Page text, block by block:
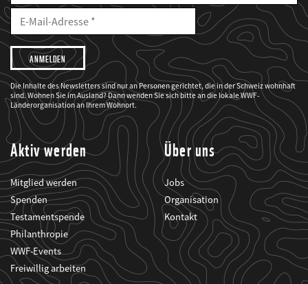
E-
Mailadresse
E-
Adresse
Ich
möchte,
dass
der
WWF
mich
über
seine
Projekte
informiert.
Die Inhalte des Newsletters sind nur an Personen gerichtet, die in der Schweiz wohnhaft
sind. Wohnen Sie im Ausland? Dann wenden Sie sich bitte an die lokale WWF-
Länderorganisation an Ihrem Wohnort.
Aktiv werden
Mitglied werden
Spenden
Testamentspende
Philanthropie
WWF-Events
Freiwillig arbeiten
Über uns
Jobs
Organisation
Kontakt